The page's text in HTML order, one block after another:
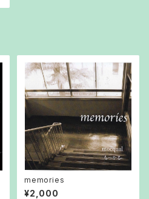
memories
¥2,000